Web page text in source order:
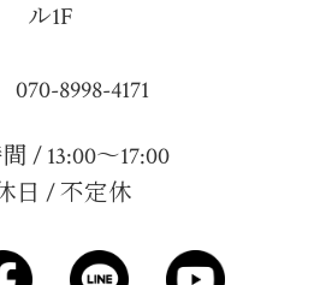
ル1F
070-8998-4171
/ 13:00～17:00
日 / 不定休